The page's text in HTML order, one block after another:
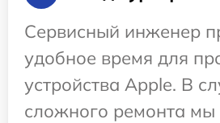
Сервисный инженер
удобное время для
устройства Apple. В
сложного ремонта мы